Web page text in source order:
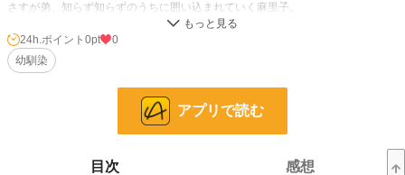
さすが弟、知らず知らずのうちに囲い込まれていく麻里子。
好きになったら一直線の本庄兄弟、弟にこうご期待。
小説
66,405 位 / 66,405 件
0 pt
24h.ポイント 0pt
0
幼馴染
アプリで読む
目次 感想